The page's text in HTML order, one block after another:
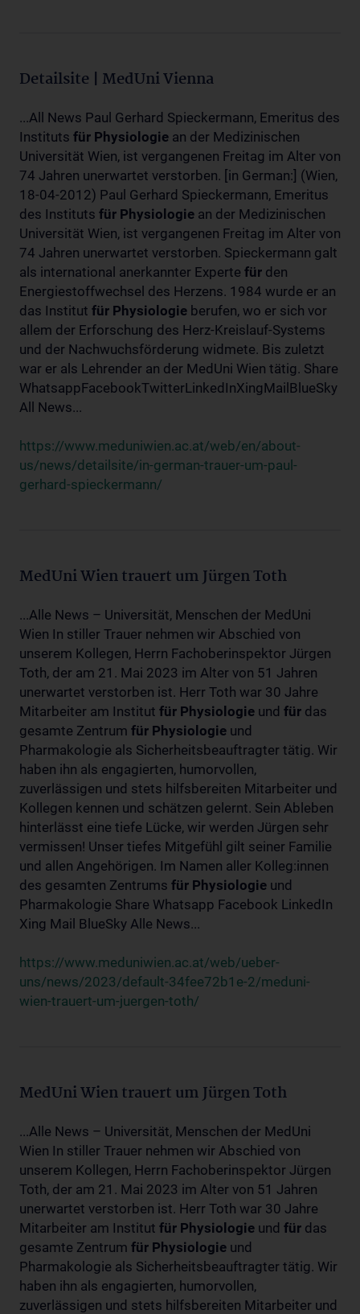
Detailsite | MedUni Vienna
...All News Paul Gerhard Spieckermann, Emeritus des
Instituts für Physiologie an der Medizinischen
Universität Wien, ist vergangenen Freitag im Alter von
74 Jahren unerwartet verstorben. [in German:] (Wien,
18-04-2012) Paul Gerhard Spieckermann, Emeritus
des Instituts für Physiologie an der Medizinischen
Universität Wien, ist vergangenen Freitag im Alter von
74 Jahren unerwartet verstorben. Spieckermann galt
als international anerkannter Experte für den
Energiestoffwechsel des Herzens. 1984 wurde er an
das Institut für Physiologie berufen, wo er sich vor
allem der Erforschung des Herz-Kreislauf-Systems
und der Nachwuchsförderung widmete. Bis zuletzt
war er als Lehrender an der MedUni Wien tätig. Share
WhatsappFacebookTwitterLinkedInXingMailBlueSky
All News...
https://www.meduniwien.ac.at/web/en/about-
us/news/detailsite/in-german-trauer-um-paul-
gerhard-spieckermann/
MedUni Wien trauert um Jürgen Toth
...Alle News – Universität, Menschen der MedUni
Wien In stiller Trauer nehmen wir Abschied von
unserem Kollegen, Herrn Fachoberinspektor Jürgen
Toth, der am 21. Mai 2023 im Alter von 51 Jahren
unerwartet verstorben ist. Herr Toth war 30 Jahre
Mitarbeiter am Institut für Physiologie und für das
gesamte Zentrum für Physiologie und
Pharmakologie als Sicherheitsbeauftragter tätig. Wir
haben ihn als engagierten, humorvollen,
zuverlässigen und stets hilfsbereiten Mitarbeiter und
Kollegen kennen und schätzen gelernt. Sein Ableben
hinterlässt eine tiefe Lücke, wir werden Jürgen sehr
vermissen! Unser tiefes Mitgefühl gilt seiner Familie
und allen Angehörigen. Im Namen aller Kolleg:innen
des gesamten Zentrums für Physiologie und
Pharmakologie Share Whatsapp Facebook LinkedIn
Xing Mail BlueSky Alle News...
https://www.meduniwien.ac.at/web/ueber-
uns/news/2023/default-34fee72b1e-2/meduni-
wien-trauert-um-juergen-toth/
MedUni Wien trauert um Jürgen Toth
...Alle News – Universität, Menschen der MedUni
Wien In stiller Trauer nehmen wir Abschied von
unserem Kollegen, Herrn Fachoberinspektor Jürgen
Toth, der am 21. Mai 2023 im Alter von 51 Jahren
unerwartet verstorben ist. Herr Toth war 30 Jahre
Mitarbeiter am Institut für Physiologie und für das
gesamte Zentrum für Physiologie und
Pharmakologie als Sicherheitsbeauftragter tätig. Wir
haben ihn als engagierten, humorvollen,
zuverlässigen und stets hilfsbereiten Mitarbeiter und